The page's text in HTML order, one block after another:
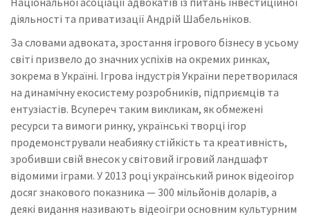
діяльності та приватизації Андрій Шабельніков.
За словами адвоката, зростання ігрового бізнесу в усьому
світі призвело до значних успіхів на окремих ринках,
зокрема в Україні. Ігрова індустрія України перетворилася
на динамічну екосистему розробників, підприємців та
ентузіастів. Всупереч таким викликам, як обмежені
ресурси та вимоги ринку, українські творці ігор
продемонстрували неабияку стійкість та креативність,
зробивши свій внесок у світовий ігровий ландшафт
відомими іграми. У 2013 році український ринок відеоігор
досяг знакового показника — 300 мільйонів доларів, а
деякі видання називають відеоігри основним культурним